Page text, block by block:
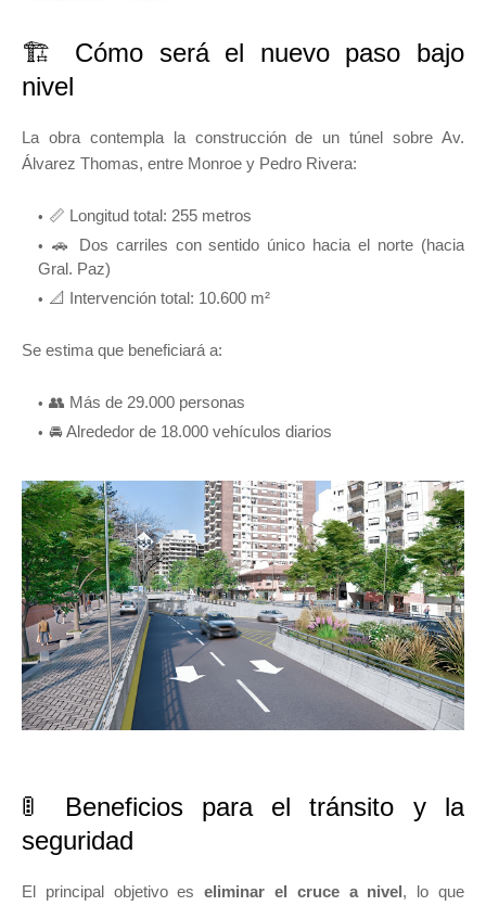
🏗️ Cómo será el nuevo paso bajo
nivel
La obra contempla la construcción de un túnel sobre Av.
Álvarez Thomas, entre Monroe y Pedro Rivera:
📏 Longitud total: 255 metros
🚗 Dos carriles con sentido único hacia el norte (hacia
Gral. Paz)
📐 Intervención total: 10.600 m²
Se estima que beneficiará a:
👥 Más de 29.000 personas
🚘 Alrededor de 18.000 vehículos diarios
🚦 Beneficios para el tránsito y la
seguridad
El principal objetivo eseliminar el cruce a nivel, lo que